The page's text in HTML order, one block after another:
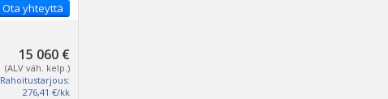
Ota yhteyttä
15 060 €
(ALV väh. kelp.)
Rahoitustarjous:
276,41 €/kk